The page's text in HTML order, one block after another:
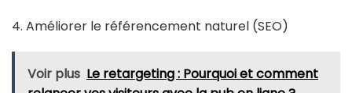
4. Améliorer le référencement naturel (SEO)
Voir plus Le retargeting : Pourquoi et comment